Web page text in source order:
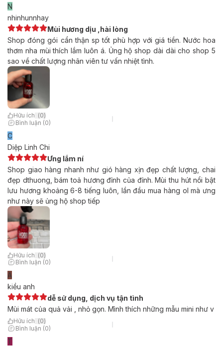
N
nhinhunnhay
Mùi hương dịu ,hài lòng
Shop đóng gói cẩn thận sp tốt phù hợp với giá tiền. Nước hoa
thơm nha mùi thích lắm luôn á. Ủng hộ shop dài dài cho shop 5
sao về chất lượng nhân viên tư vấn nhiệt tình.
Hữu ích (0)
Bình luận (0)
C
Diệp Linh Chi
Ưng lắm ní
Shop giao hàng nhanh như gió hàng xịn đẹp chất lượng, chai
đẹp dthuong, bám toả hương đỉnh của đỉnh. Mùi thu hút nổi bật
lưu hương khoảng 6-8 tiếng luôn, lần đầu mua hàng ol mà ưng
như này sẽ ủng hộ shop tiếp
Hữu ích (0)
Bình luận (0)
A
kiều anh
dễ sử dụng, dịch vụ tận tình
Mùi mát của quả vải , nhỏ gọn. Mình thích những mẫu mini như v
Hữu ích (0)
Bình luận (0)
T